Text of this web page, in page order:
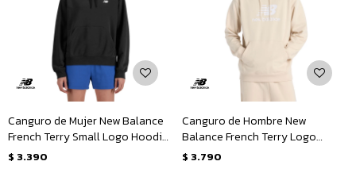
Canguro de Mujer New Balance
French Terry Small Logo Hoodie
- Negro
$ 3.390
Canguro de Hombre New
Balance French Terry Logo
Hoodie - Beige
$ 3.790